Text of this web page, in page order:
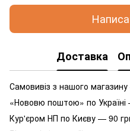
Доставка
Самовивіз з нашого
«Нововю поштою» по Україні
Кур'єром НП по Києву — 90